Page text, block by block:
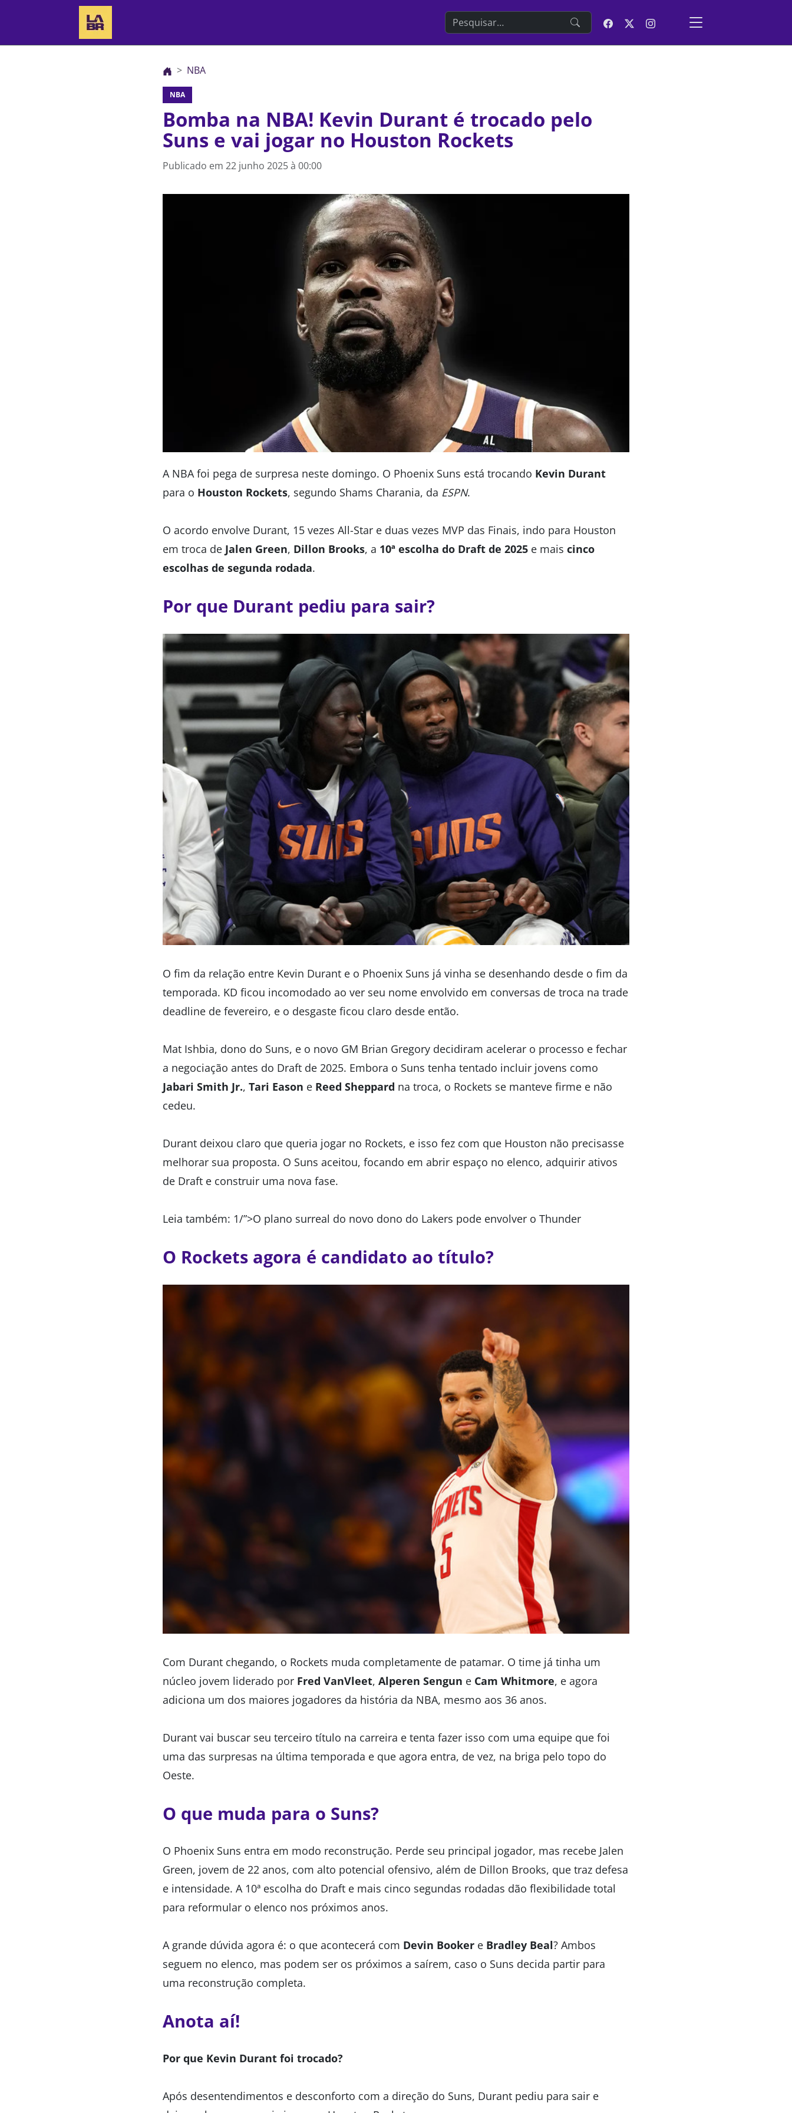
Search the website
NBA
NBA
Bomba na NBA! Kevin Durant é trocado pelo
Suns e vai jogar no Houston Rockets
Publicado em 22 junho 2025 à 00:00
A NBA foi pega de surpresa neste domingo. O Phoenix Suns está trocando Kevin Durant
para o Houston Rockets, segundo Shams Charania, da ESPN.
O acordo envolve Durant, 15 vezes All-Star e duas vezes MVP das Finais, indo para Houston
em troca de Jalen Green, Dillon Brooks, a 10ª escolha do Draft de 2025 e mais cinco
escolhas de segunda rodada.
Por que Durant pediu para sair?
O fim da relação entre Kevin Durant e o Phoenix Suns já vinha se desenhando desde o fim da
temporada. KD ficou incomodado ao ver seu nome envolvido em conversas de troca na trade
deadline de fevereiro, e o desgaste ficou claro desde então.
Mat Ishbia, dono do Suns, e o novo GM Brian Gregory decidiram acelerar o processo e fechar
a negociação antes do Draft de 2025. Embora o Suns tenha tentado incluir jovens como
Jabari Smith Jr., Tari Eason e Reed Sheppard na troca, o Rockets se manteve firme e não
cedeu.
Durant deixou claro que queria jogar no Rockets, e isso fez com que Houston não precisasse
melhorar sua proposta. O Suns aceitou, focando em abrir espaço no elenco, adquirir ativos
de Draft e construir uma nova fase.
Leia também: 1/”>O plano surreal do novo dono do Lakers pode envolver o Thunder
O Rockets agora é candidato ao título?
Com Durant chegando, o Rockets muda completamente de patamar. O time já tinha um
núcleo jovem liderado por Fred VanVleet, Alperen Sengun e Cam Whitmore, e agora
adiciona um dos maiores jogadores da história da NBA, mesmo aos 36 anos.
Durant vai buscar seu terceiro título na carreira e tenta fazer isso com uma equipe que foi
uma das surpresas na última temporada e que agora entra, de vez, na briga pelo topo do
Oeste.
O que muda para o Suns?
O Phoenix Suns entra em modo reconstrução. Perde seu principal jogador, mas recebe Jalen
Green, jovem de 22 anos, com alto potencial ofensivo, além de Dillon Brooks, que traz defesa
e intensidade. A 10ª escolha do Draft e mais cinco segundas rodadas dão flexibilidade total
para reformular o elenco nos próximos anos.
A grande dúvida agora é: o que acontecerá com Devin Booker e Bradley Beal? Ambos
seguem no elenco, mas podem ser os próximos a saírem, caso o Suns decida partir para
uma reconstrução completa.
Anota aí!
Por que Kevin Durant foi trocado?
Após desentendimentos e desconforto com a direção do Suns, Durant pediu para sair e